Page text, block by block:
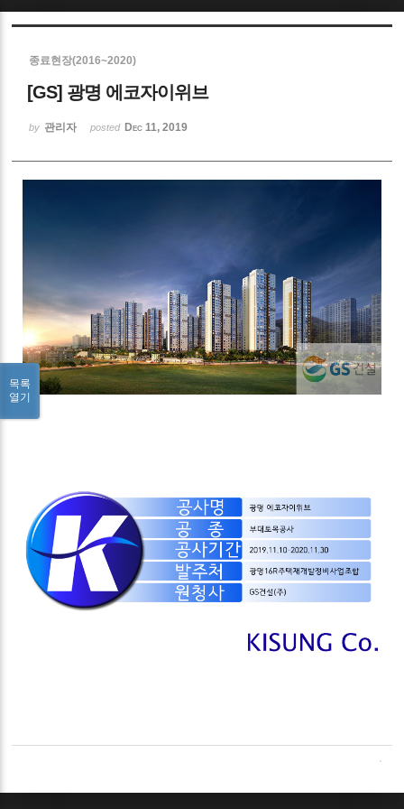
종료현장(2016~2020)
[GS] 광명 에코자이위브
by 관리자 posted Dec 11, 2019
목록
열기
Sketchbook5, 스케치북5
Sketchbook5, 스케치북5